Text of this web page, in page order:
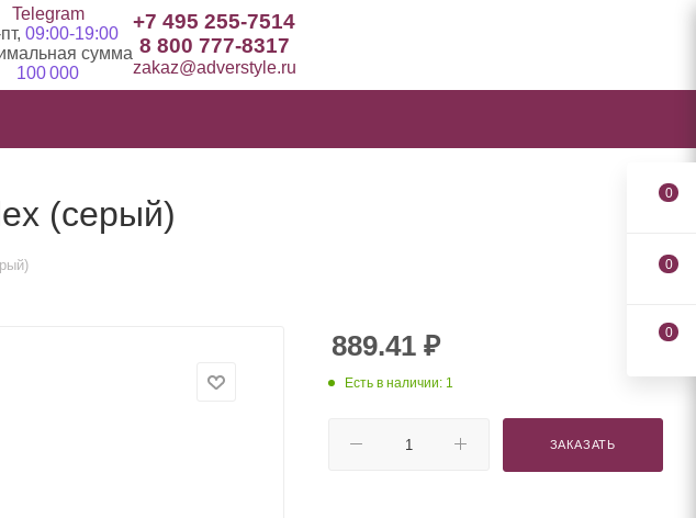
Telegram
09:00-19:00
сумма
100 000
+7 495 255-7514
8 800 777-8317
zakaz@adverstyle.ru
(серый)
889.41 ₽
Есть в наличии: 1
ЗАКАЗАТЬ
0
0
0